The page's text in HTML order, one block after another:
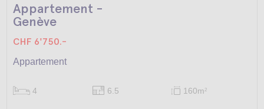
Appartement -
Genève
CHF 6'750.-
Appartement
4 6.5 160m2